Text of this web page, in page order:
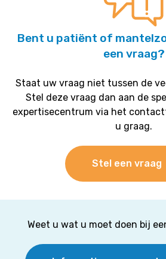
Bent u patiënt of
een vraag?
Staat uw vraag niet tussen de
Stel deze vraag dan aan de
expertisecentrum via het
u graag.
Stel een vraag
Weet u wat u moet doen bij